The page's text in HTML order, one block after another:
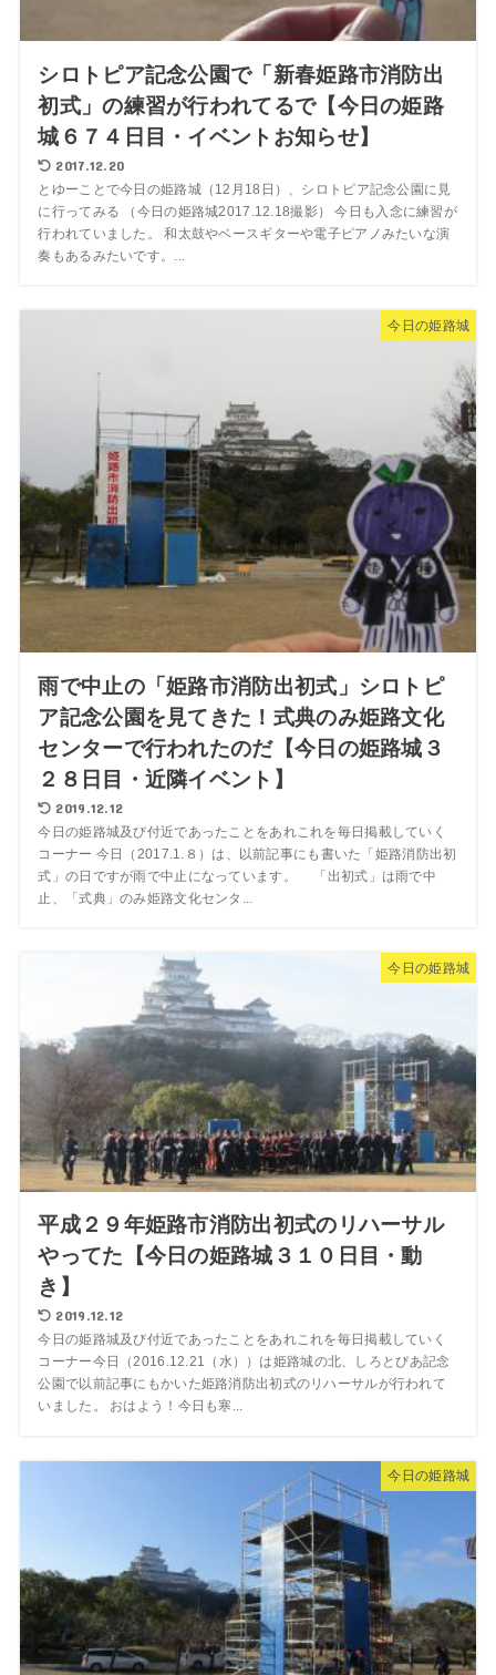
シロトピア記念公園で「新春姫路市消防出
初式」の練習が行われてるで【今日の姫路
城６７４日目・イベントお知らせ】
2017.12.20
とゆーことで今日の姫路城（12月18日）、シロトピア記念公園に見
に行ってみる （今日の姫路城2017.12.18撮影） 今日も入念に練習が
行われていました。 和太鼓やベースギターや電子ピアノみたいな演
奏もあるみたいです。...
今日の姫路城
雨で中止の「姫路市消防出初式」シロトピ
ア記念公園を見てきた！式典のみ姫路文化
センターで行われたのだ【今日の姫路城３
２８日目・近隣イベント】
2019.12.12
今日の姫路城及び付近であったことをあれこれを毎日掲載していく
コーナー 今日（2017.1.８）は、以前記事にも書いた「姫路消防出初
式」の日ですが雨で中止になっています。 「出初式」は雨で中
止、「式典」のみ姫路文化センタ...
今日の姫路城
平成２９年姫路市消防出初式のリハーサル
やってた【今日の姫路城３１０日目・動
き】
2019.12.12
今日の姫路城及び付近であったことをあれこれを毎日掲載していく
コーナー今日（2016.12.21（水））は姫路城の北、しろとぴあ記念
公園で以前記事にもかいた姫路消防出初式のリハーサルが行われて
いました。 おはよう！今日も寒...
今日の姫路城